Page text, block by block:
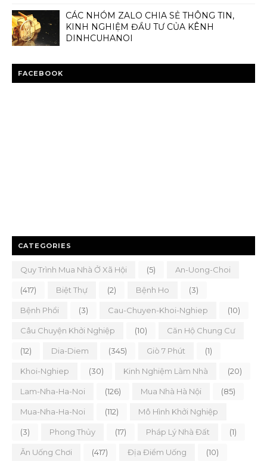
CÁC NHÓM ZALO CHIA SẺ THÔNG TIN,
KINH NGHIỆM ĐẦU TƯ CỦA KÊNH
DINHCUHANOI
FACEBOOK
CATEGORIES
Quy Trình Mua Nhà Ở Xã Hội (5) An-Uong-Choi
(417) Biệt Thự (2) Bệnh Ho (3)
Bệnh Phổi (3) Cau-Chuyen-Khoi-Nghiep (10)
Câu Chuyện Khởi Nghiệp (10) Căn Hộ Chung Cư
(12) Dia-Diem (345) Giò 7 Phút (1)
Khoi-Nghiep (30) Kinh Nghiệm Làm Nhà (20)
Lam-Nha-Ha-Noi (126) Mua Nhà Hà Nội (85)
Mua-Nha-Ha-Noi (112) Mô Hình Khởi Nghiệp
(3) Phong Thủy (17) Pháp Lý Nhà Đất (1)
Ăn Uống Chơi (417) Địa Điểm Uống (10)